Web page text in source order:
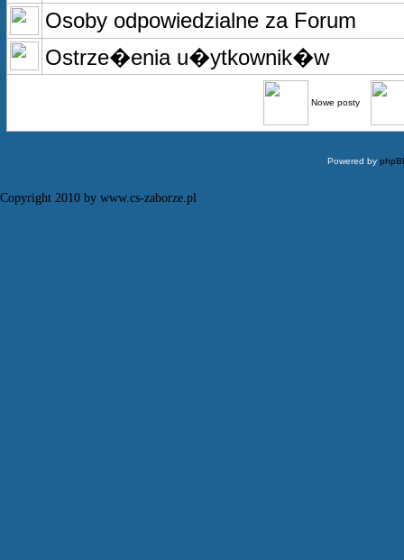
Osoby odpowiedzialne za Forum
Ostrze�enia u�ytkownik�w
Nowe posty
Powered by
Copyright 2010 by www.cs-zaborze.pl